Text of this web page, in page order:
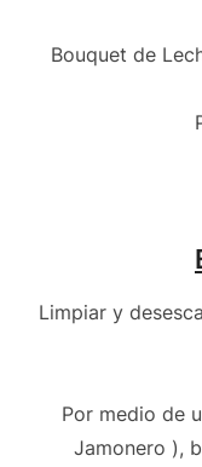
Bouquet de
Limpiar y
Por medio de
Jamonero ),